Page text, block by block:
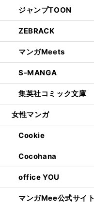
ジャンプTOON
ZEBRACK
マンガMeets
S-MANGA
集英社コミック文庫
女性マンガ
Cookie
Cocohana
office YOU
マンガMee公式サイト